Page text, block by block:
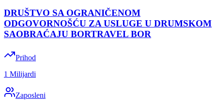
DRUŠTVO SA OGRANIČENOM
ODGOVORNOŠĆU ZA USLUGE U DRUMSKOM
SAOBRAĆAJU BORTRAVEL BOR
Prihod
1 Milijardi
Zaposleni